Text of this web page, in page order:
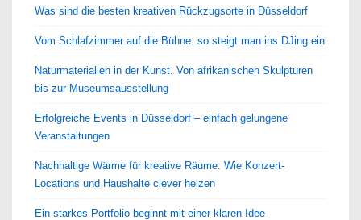
Was sind die besten kreativen Rückzugsorte in Düsseldorf
Vom Schlafzimmer auf die Bühne: so steigt man ins DJing ein
Naturmaterialien in der Kunst. Von afrikanischen Skulpturen
bis zur Museumsausstellung
Erfolgreiche Events in Düsseldorf – einfach gelungene
Veranstaltungen
Nachhaltige Wärme für kreative Räume: Wie Konzert-
Locations und Haushalte clever heizen
Ein starkes Portfolio beginnt mit einer klaren Idee